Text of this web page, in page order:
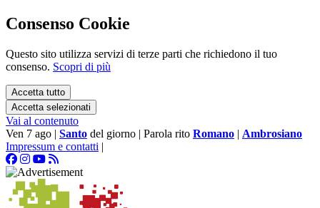
Consenso Cookie
Questo sito utilizza servizi di terze parti che richiedono il tuo
consenso. Scopri di più
Accetta tutto
Accetta selezionati
Vai al contenuto
Ven 7 ago | Santo del giorno | Parola rito Romano | Ambrosiano
Impressum e contatti |